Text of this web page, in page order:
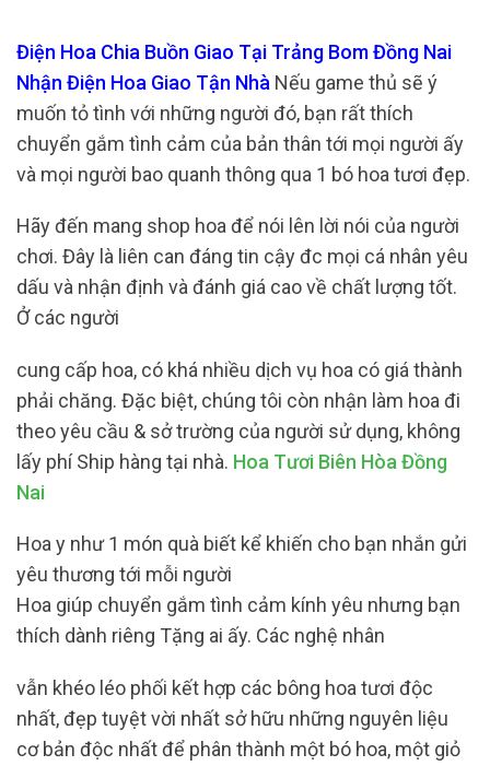
Điện Hoa Chia Buồn Giao Tại Trảng Bom Đồng Nai
Nhận Điện Hoa Giao Tận Nhà Nếu game thủ sẽ ý
muốn tỏ tình với những người đó, bạn rất thích
chuyển gắm tình cảm của bản thân tới mọi người ấy
và mọi người bao quanh thông qua 1 bó hoa tươi đẹp.
Hãy đến mang shop hoa để nói lên lời nói của người
chơi. Đây là liên can đáng tin cậy đc mọi cá nhân yêu
dấu và nhận định và đánh giá cao về chất lượng tốt.
Ở các người
cung cấp hoa, có khá nhiều dịch vụ hoa có giá thành
phải chăng. Đặc biệt, chúng tôi còn nhận làm hoa đi
theo yêu cầu & sở trường của người sử dụng, không
lấy phí Ship hàng tại nhà. Hoa Tươi Biên Hòa Đồng
Nai
Hoa y như 1 món quà biết kể khiến cho bạn nhắn gửi
yêu thương tới mỗi người
Hoa giúp chuyển gắm tình cảm kính yêu nhưng bạn
thích dành riêng Tặng ai ấy. Các nghệ nhân
vẫn khéo léo phối kết hợp các bông hoa tươi độc
nhất, đẹp tuyệt vời nhất sở hữu những nguyên liệu
cơ bản độc nhất để phân thành một bó hoa, một giỏ